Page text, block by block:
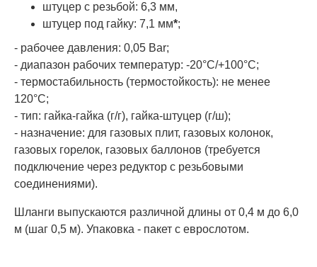
штуцер с резьбой: 6,3 мм,
штуцер под гайку: 7,1 мм*;
- рабочее давления: 0,05 Bar;
- диапазон рабочих температур: -20°С/+100°С;
- термостабильность (термостойкость): не менее
120°С;
- тип: гайка-гайка (г/г), гайка-штуцер (г/ш);
- назначение: для газовых плит, газовых колонок,
газовых горелок, газовых баллонов (требуется
подключение через редуктор с резьбовыми
соединениями).
Шланги выпускаются различной длины от 0,4 м до 6,0
м (шаг 0,5 м). Упаковка - пакет с еврослотом.